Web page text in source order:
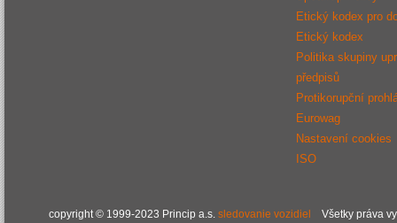
Etický kodex pro
Etický kodex
Politika skupiny
předpisů
Protikorupční
Eurowag
Nastavení cookies
ISO
copyright © 1999-2023 Princip a.s. sledovanie vozidiel Všetky práva